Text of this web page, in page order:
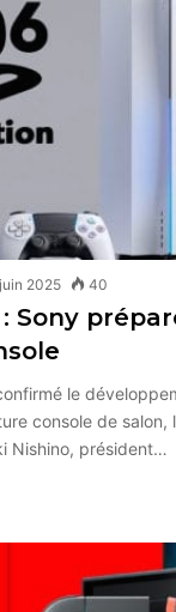
2025 40
Sony
le
console de salon,
Nishino, président…